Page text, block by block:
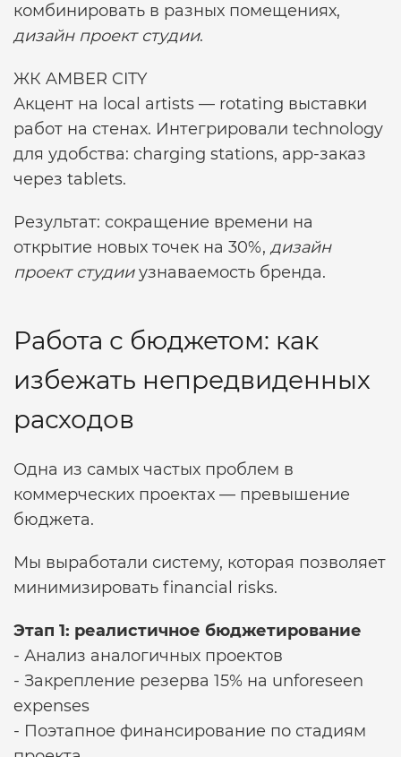
комбинировать в разных помещениях,
дизайн проект студии.
ЖК AMBER CITY
Акцент на local artists — rotating выставки
работ на стенах. Интегрировали technology
для удобства: charging stations, app-заказ
через tablets.
Результат: сокращение времени на
открытие новых точек на 30%, дизайн
проект студииузнаваемость бренда.
Работа с бюджетом: как
избежать непредвиденных
расходов
Одна из самых частых проблем в
коммерческих проектах — превышение
бюджета.
Мы выработали систему, которая позволяет
минимизировать financial risks.
Этап 1: реалистичное бюджетирование
- Анализ аналогичных проектов
- Закрепление резерва 15% на unforeseen
expenses
- Поэтапное финансирование по стадиям